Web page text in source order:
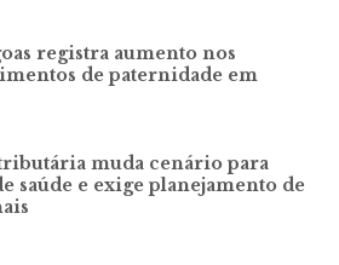
registra aumento nos
de paternidade em
muda cenário para
saúde e exige planejamento de